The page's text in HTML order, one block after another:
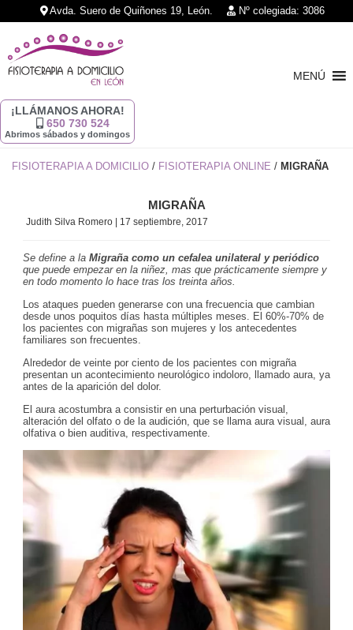
Avda. Suero de Quiñones 19, León. Nº colegiada: 3086
MENÚ
¡LLÁMANOS AHORA!
650 730 524
Abrimos sábados y domingos
FISIOTERAPIA A DOMICILIO / FISIOTERAPIA ONLINE / MIGRAÑA
MIGRAÑA
Judith Silva Romero 17 septiembre, 2017
Se define a la Migraña como un cefalea unilateral y periódico
que puede empezar en la niñez, mas que prácticamente siempre y
en todo momento lo hace tras los treinta años.
Los ataques pueden generarse con una frecuencia que cambian
desde unos poquitos días hasta múltiples meses. El 60%-70% de
los pacientes con migrañas son mujeres y los antecedentes
familiares son frecuentes.
Alrededor de veinte por ciento de los pacientes con migraña
presentan un acontecimiento neurológico indoloro, llamado aura, ya
antes de la aparición del dolor.
El aura acostumbra a consistir en una perturbación visual,
alteración del olfato o de la audición, que se llama aura visual, aura
olfativa o bien auditiva, respectivamente.